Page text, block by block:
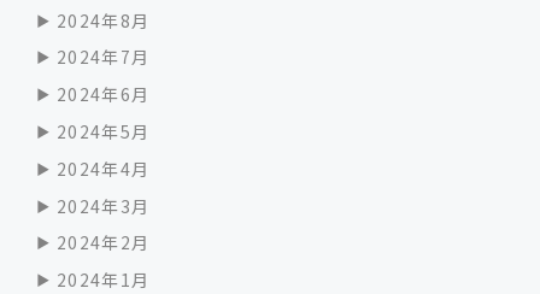
2024年8月
2024年7月
2024年6月
2024年5月
2024年4月
2024年3月
2024年2月
2024年1月